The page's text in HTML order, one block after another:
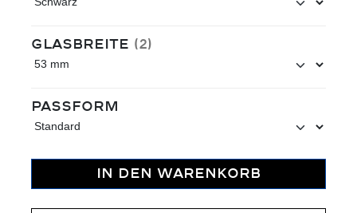
Glasbreite auswählen
(2)
Passform
IN DEN WARENKORB